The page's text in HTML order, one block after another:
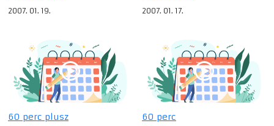
2007. 01. 19.
2007. 01. 17.
60 perc plusz 60 perc